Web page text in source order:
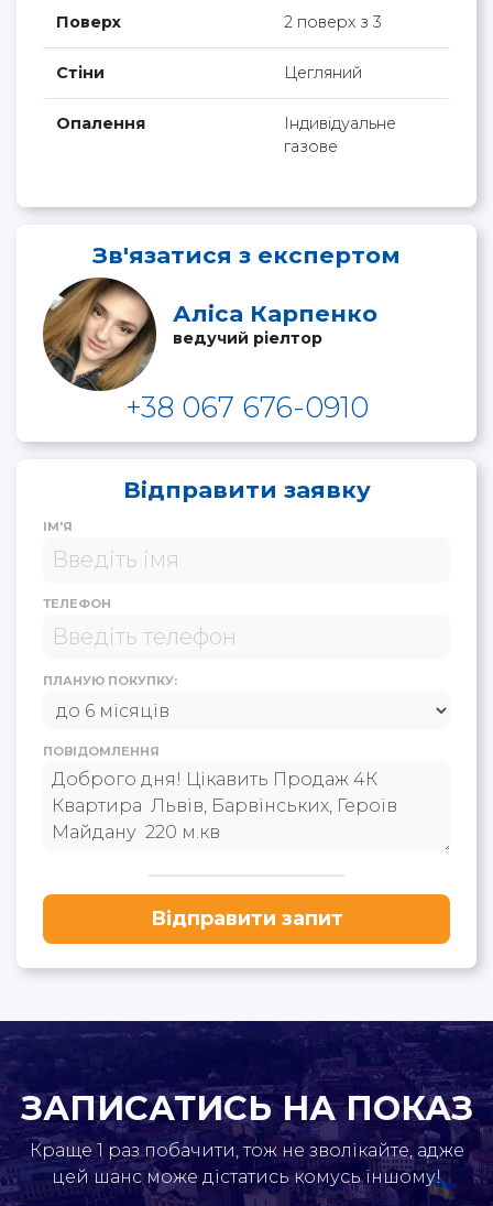
Поверх 2 поверх з 3
Стіни Цегляний
Опалення
Індивідуальне
газове
Зв'язатися з експертом
Аліса Карпенко
ведучий ріелтор
+38 067 676-0910
Відправити заявку
ІМ'Я
ТЕЛЕФОН
ПЛАНУЮ ПОКУПКУ:
ПОВІДОМЛЕННЯ
Відправити запит
ЗАПИСАТИСЬ НА ПОКАЗ
Краще 1 раз побачити, тож не зволікайте, адже
цей шанс може дістатись комусь іншому!